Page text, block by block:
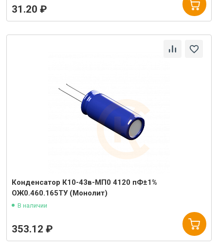
31.20 ₽
Конденсатор К10-43в-МП0 4120 пФ±1%
ОЖ0.460.165ТУ (Монолит)
В наличии
353.12 ₽